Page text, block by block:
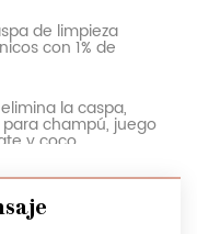
de limpieza
con 1% de
la caspa,
champú, juego
y coco